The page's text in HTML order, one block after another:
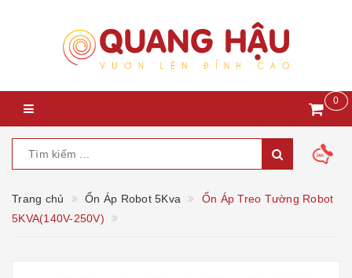
0
Trang chủ Ổn Áp Robot 5Kva
Ổn Áp Treo Tường Robot
5KVA(140V-250V)